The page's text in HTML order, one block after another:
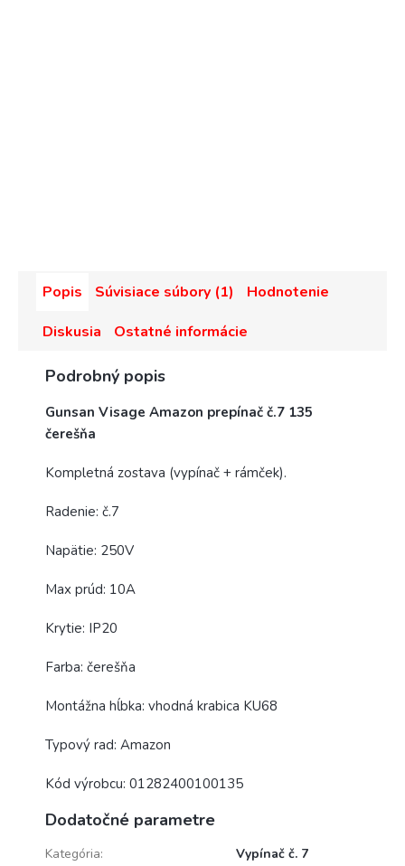
Popis Súvisiace súbory (1)
Hodnotenie
Diskusia
Ostatné informácie
Podrobný popis
Gunsan Visage Amazon prepínač č.7 135
čerešňa
Kompletná zostava (vypínač + rámček).
Radenie: č.7
Napätie: 250V
Max prúd: 10A
Krytie: IP20
Farba: čerešňa
Montážna hĺbka: vhodná krabica KU68
Typový rad: Amazon
Kód výrobcu: 01282400100135
Dodatočné parametre
Kategória:
Vypínač č. 7